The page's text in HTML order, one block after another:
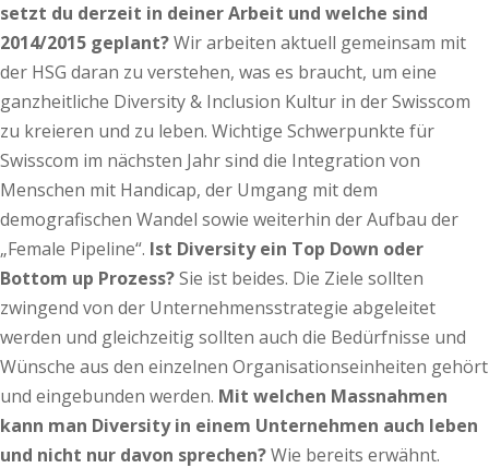
setzt du derzeit in deiner Arbeit und welche sind
2014/2015 geplant?Wir arbeiten aktuell gemeinsam mit
der HSG daran zu verstehen, was es braucht, um eine
ganzheitliche Diversity & Inclusion Kultur in der Swisscom
zu kreieren und zu leben. Wichtige Schwerpunkte für
Swisscom im nächsten Jahr sind die Integration von
Menschen mit Handicap, der Umgang mit dem
demografischen Wandel sowie weiterhin der Aufbau der
„Female Pipeline“. Ist Diversity ein Top Down oder
Bottom up Prozess?Sie ist beides. Die Ziele sollten
zwingend von der Unternehmensstrategie abgeleitet
werden und gleichzeitig sollten auch die Bedürfnisse und
Wünsche aus den einzelnen Organisationseinheiten gehört
und eingebunden werden. Mit welchen Massnahmen
kann man Diversity in einem Unternehmen auch leben
und nicht nur davon sprechen?Wie bereits erwähnt.